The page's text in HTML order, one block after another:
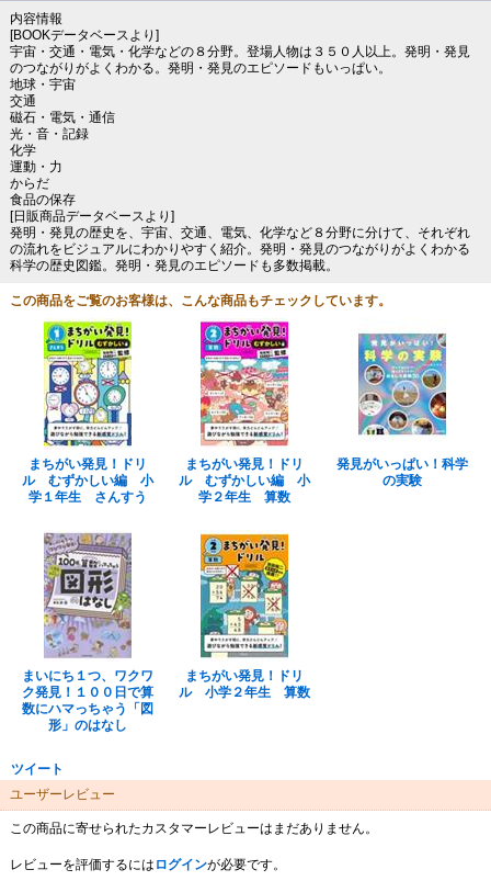
内容情報
[BOOKデータベースより]
宇宙・交通・電気・化学などの８分野。登場人物は３５０人以上。発明・発見
のつながりがよくわかる。発明・発見のエピソードもいっぱい。
地球・宇宙
交通
磁石・電気・通信
光・音・記録
化学
運動・力
からだ
食品の保存
[日販商品データベースより]
発明・発見の歴史を、宇宙、交通、電気、化学など８分野に分けて、それぞれ
の流れをビジュアルにわかりやすく紹介。発明・発見のつながりがよくわかる
科学の歴史図鑑。発明・発見のエピソードも多数掲載。
この商品をご覧のお客様は、こんな商品もチェックしています。
まちがい発見！ドリ
ル むずかしい編 小
学１年生 さんすう
まちがい発見！ドリ
ル むずかしい編 小
学２年生 算数
発見がいっぱい！科学
の実験
まいにち１つ、ワクワ
ク発見！１００日で算
数にハマっちゃう「図
形」のはなし
まちがい発見！ドリ
ル 小学２年生 算数
ツイート
ユーザーレビュー
この商品に寄せられたカスタマーレビューはまだありません。
レビューを評価するには ログインが必要です。